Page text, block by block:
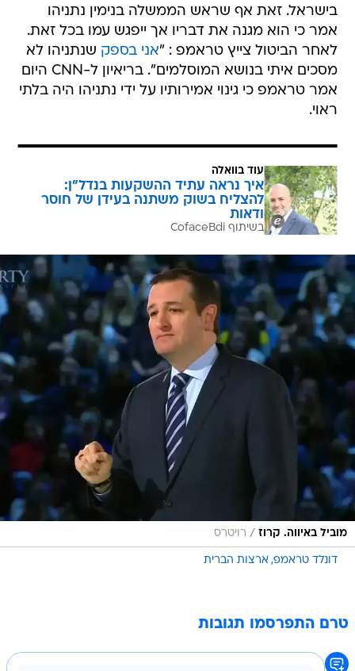
בישראל. זאת אף שראש הממשלה בנימין נתניהו
אמר כי הוא מגנה את דבריו אך ייפגש עמו בכל זאת.
לאחר הביטול צייץ טראמפ : "אני בספק שנתניהו לא
מסכים איתי בנושא המוסלמים". בריאיון ל-CNN היום
אמר טראמפ כי גינוי אמירותיו על ידי נתניהו היה בלתי
ראוי.
עוד בוואלה
איך נראה עתיד ההשקעות בנדל"ן:
להצליח בשוק משתנה בעידן של חוסר
ודאות
בשיתוף CofaceBdi
מוביל באיווה. קרוז / רויטרס
דונלד טראמפ ארצות הברית
טרם התפרסמו תגובות